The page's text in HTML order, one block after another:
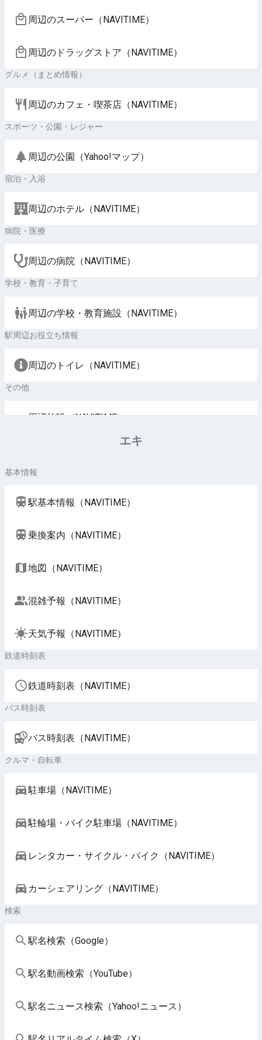
周辺のスーパー（NAVITIME）
周辺のドラッグストア（NAVITIME）
グルメ（まとめ情報）
周辺のカフェ・喫茶店（NAVITIME）
スポーツ・公園・レジャー
周辺の公園（Yahoo!マップ）
宿泊・入浴
周辺のホテル（NAVITIME）
病院・医療
周辺の病院（NAVITIME）
学校・教育・子育て
周辺の学校・教育施設（NAVITIME）
駅周辺お役立ち情報
周辺のトイレ（NAVITIME）
その他
周辺施設（NAVITIME）
エキ
基本情報
駅基本情報（NAVITIME）
乗換案内（NAVITIME）
地図（NAVITIME）
混雑予報（NAVITIME）
天気予報（NAVITIME）
鉄道時刻表
鉄道時刻表（NAVITIME）
バス時刻表
バス時刻表（NAVITIME）
クルマ・自転車
駐車場（NAVITIME）
駐輪場・バイク駐車場（NAVITIME）
レンタカー・サイクル・バイク（NAVITIME）
カーシェアリング（NAVITIME）
検索
駅名検索（Google）
駅名動画検索（YouTube）
駅名ニュース検索（Yahoo!ニュース）